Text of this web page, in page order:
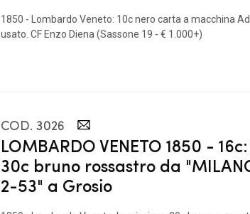
1850 - Lombardo Veneto: 10c nero carta a macchina
usato. CF Enzo Diena (Sassone 19 - € 1.000+)
COD. 3026
LOMBARDO VENETO 1850 - 16c:
30c bruno rossastro da
2-53" a Grosio